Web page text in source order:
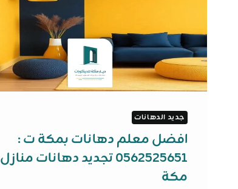
جديد الدهانات
افضل معلم دهانات بمكة ت :
0562525651 تجديد دهانات منازل
مكة